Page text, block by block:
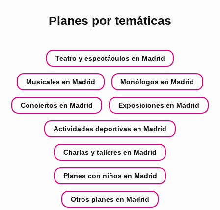
Planes por temáticas
Teatro y espectáculos en Madrid
Musicales en Madrid Monólogos en Madrid
Conciertos en Madrid Exposiciones en Madrid
Actividades deportivas en Madrid
Charlas y talleres en Madrid
Planes con niños en Madrid
Otros planes en Madrid